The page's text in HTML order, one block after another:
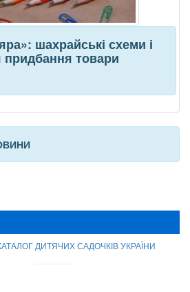
шахрайські схеми і
придбання товари
ДИТЯЧИХ САДОЧКІВ УКРАЇНИ